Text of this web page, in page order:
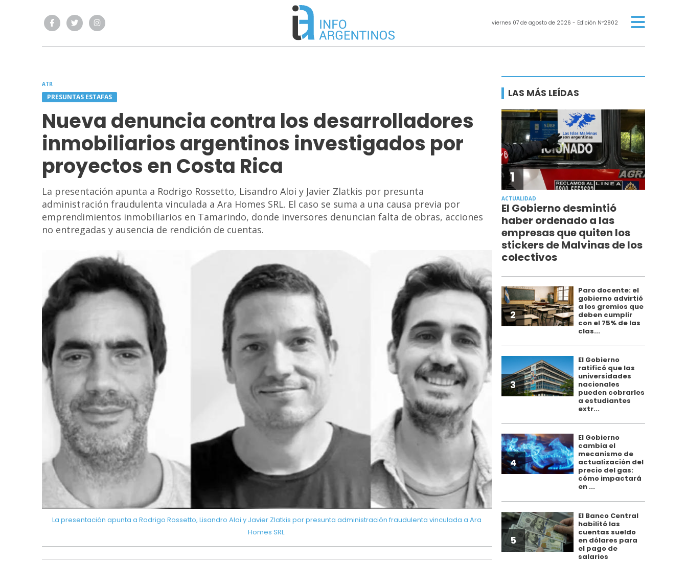
viernes 07 de agosto de 2026 - Edición Nº2802
ATR
PRESUNTAS ESTAFAS
Nueva denuncia contra los desarrolladores
inmobiliarios argentinos investigados por
proyectos en Costa Rica
La presentación apunta a Rodrigo Rossetto, Lisandro Aloi y Javier Zlatkis por presunta
administración fraudulenta vinculada a Ara Homes SRL. El caso se suma a una causa previa por
emprendimientos inmobiliarios en Tamarindo, donde inversores denuncian falta de obras, acciones
no entregadas y ausencia de rendición de cuentas.
La presentación apunta a Rodrigo Rossetto, Lisandro Aloi y Javier Zlatkis por presunta administración fraudulenta vinculada a Ara
Homes SRL.
La presentación apunta a Rodrigo Rossetto, Lisandro
LAS MÁS LEÍDAS
1
ACTUALIDAD
El Gobierno desmintió
haber ordenado a las
empresas que quiten los
stickers de Malvinas de los
colectivos
2
Paro docente: el
gobierno advirtió
a los gremios que
deben cumplir
con el 75% de las
clas...
3
El Gobierno
ratificó que las
universidades
nacionales
pueden cobrarles
a estudiantes
extr...
4
El Gobierno
cambia el
mecanismo de
actualización del
precio del gas:
cómo impactará
en ...
5
El Banco Central
habilitó las
cuentas sueldo
en dólares para
el pago de
salarios